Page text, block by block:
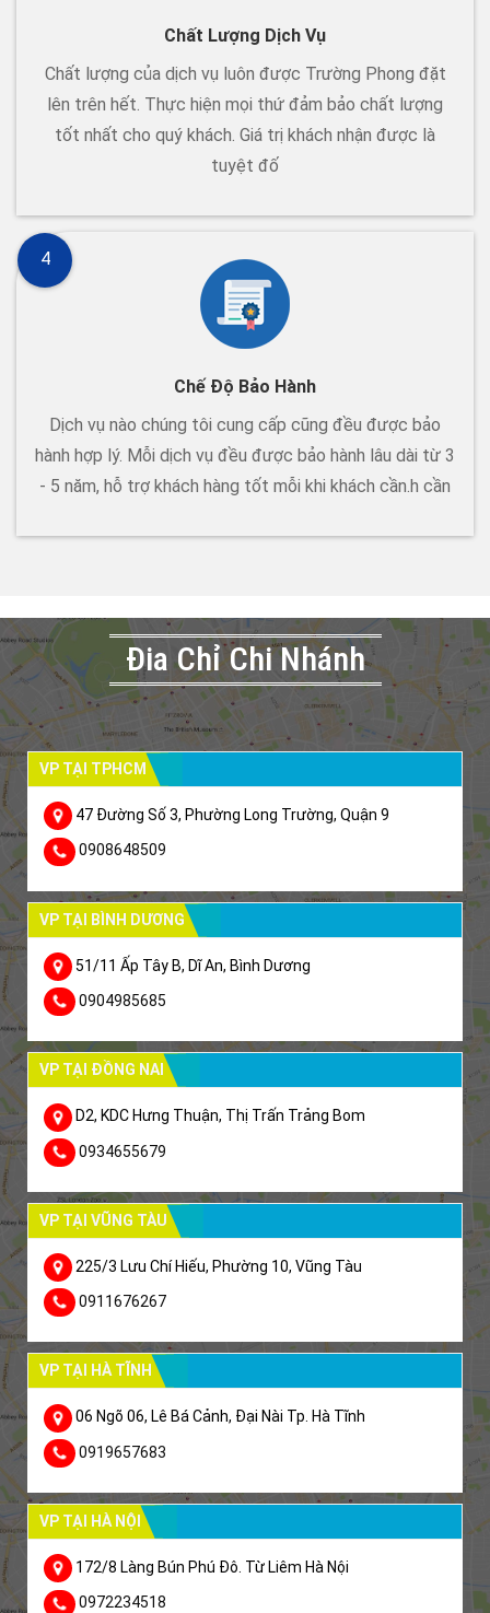
Chất Lượng Dịch Vụ
Chất lượng của dịch vụ luôn được Trường Phong đặt
lên trên hết. Thực hiện mọi thứ đảm bảo chất lượng
tốt nhất cho quý khách. Giá trị khách nhận được là
tuyệt đố
Chế Độ Bảo Hành
Dịch vụ nào chúng tôi cung cấp cũng đều được bảo
hành hợp lý. Mỗi dịch vụ đều được bảo hành lâu dài từ 3
- 5 năm, hỗ trợ khách hàng tốt mỗi khi khách cần.h cần
4
Đia Chỉ Chi Nhánh
VP TẠI TPHCM
47 Đường Số 3, Phường Long Trường, Quận 9
0908648509
VP TẠI BÌNH DƯƠNG
51/11 Ấp Tây B, Dĩ An, Bình Dương
0904985685
VP TẠI ĐỒNG NAI
D2, KDC Hưng Thuận, Thị Trấn Trảng Bom
0934655679
VP TẠI VŨNG TÀU
225/3 Lưu Chí Hiếu, Phường 10, Vũng Tàu
0911676267
VP TẠI HÀ TĨNH
06 Ngõ 06, Lê Bá Cảnh, Đại Nài Tp. Hà Tĩnh
0919657683
VP TẠI HÀ NỘI
172/8 Làng Bún Phú Đô. Từ Liêm Hà Nội
0972234518